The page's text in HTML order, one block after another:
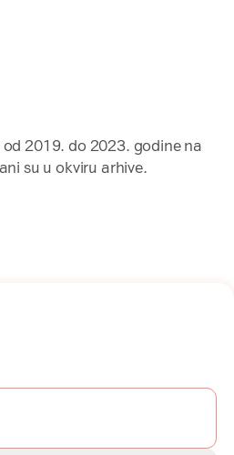
2019. do 2023. godine na
su u okviru arhive.